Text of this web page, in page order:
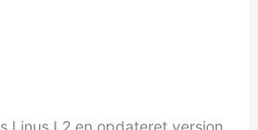
Linus L2 en opdateret version